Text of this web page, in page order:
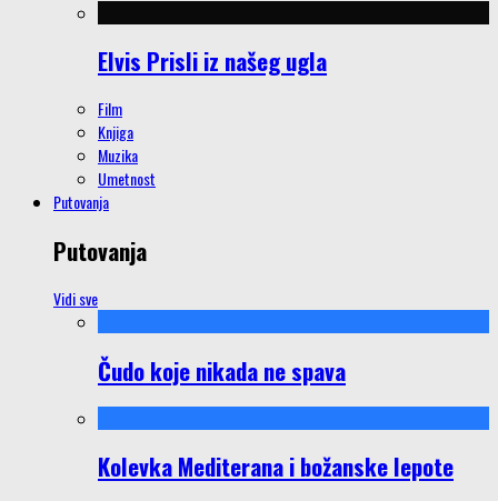
Elvis Prisli iz našeg ugla
Film
Knjiga
Muzika
Umetnost
Putovanja
Putovanja
Vidi sve
Čudo koje nikada ne spava
Kolevka Mediterana i božanske lepote